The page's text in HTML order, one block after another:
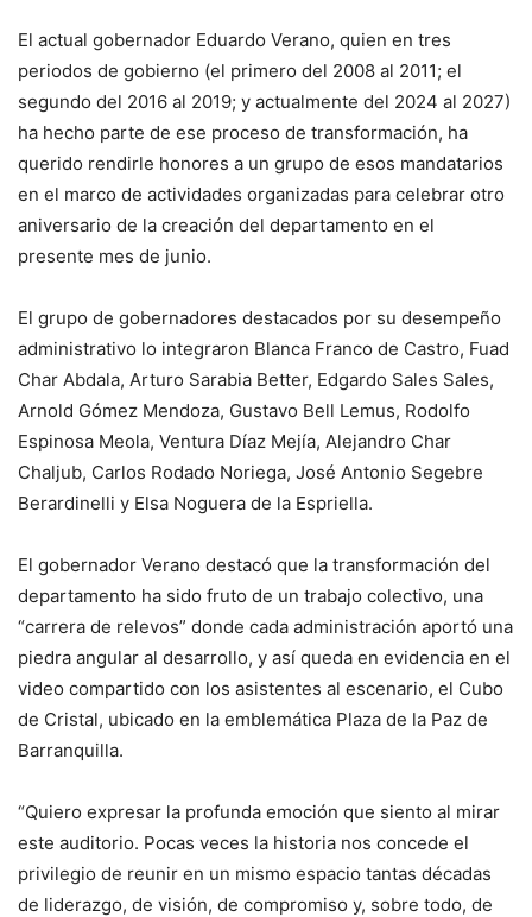
El actual gobernador Eduardo Verano, quien en tres
periodos de gobierno (el primero del 2008 al 2011; el
segundo del 2016 al 2019; y actualmente del 2024 al 2027)
ha hecho parte de ese proceso de transformación, ha
querido rendirle honores a un grupo de esos mandatarios
en el marco de actividades organizadas para celebrar otro
aniversario de la creación del departamento en el
presente mes de junio.
El grupo de gobernadores destacados por su desempeño
administrativo lo integraron Blanca Franco de Castro, Fuad
Char Abdala, Arturo Sarabia Better, Edgardo Sales Sales,
Arnold Gómez Mendoza, Gustavo Bell Lemus, ⁠Rodolfo
Espinosa Meola, Ventura Díaz Mejía, Alejandro Char
Chaljub, Carlos Rodado Noriega, José Antonio Segebre
Berardinelli y Elsa Noguera de la Espriella.
El gobernador Verano destacó que la transformación del
departamento ha sido fruto de un trabajo colectivo, una
“carrera de relevos” donde cada administración aportó una
piedra angular al desarrollo, y así queda en evidencia en el
video compartido con los asistentes al escenario, el Cubo
de Cristal, ubicado en la emblemática Plaza de la Paz de
Barranquilla.
“Quiero expresar la profunda emoción que siento al mirar
este auditorio. Pocas veces la historia nos concede el
privilegio de reunir en un mismo espacio tantas décadas
de liderazgo, de visión, de compromiso y, sobre todo, de